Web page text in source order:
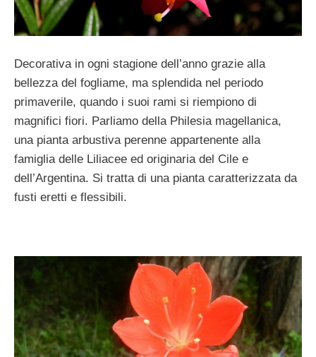
Decorativa in ogni stagione dell’anno grazie alla
bellezza del fogliame, ma splendida nel periodo
primaverile, quando i suoi rami si riempiono di
magnifici fiori. Parliamo della Philesia magellanica,
una pianta arbustiva perenne appartenente alla
famiglia delle Liliacee ed originaria del Cile e
dell’Argentina. Si tratta di una pianta caratterizzata da
fusti eretti e flessibili.